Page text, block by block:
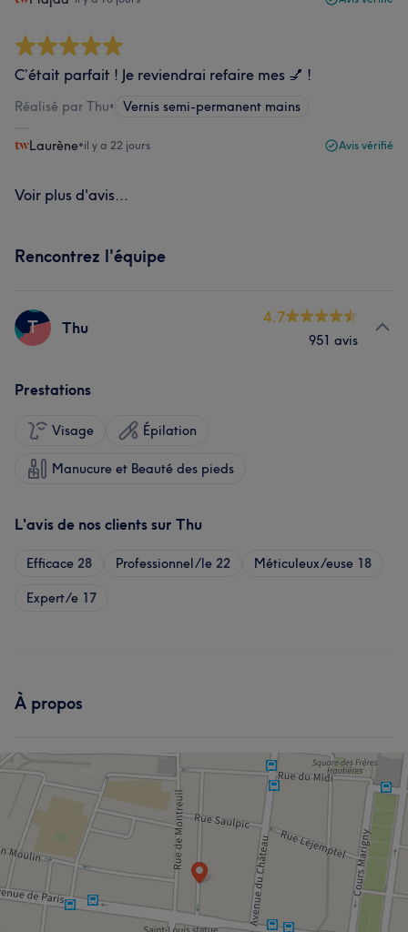
C’était parfait ! Je reviendrai refaire mes 💅 !
Réalisé par Thu• Vernis semi-permanent mains
Laurène•il y a 22 jours Avis vérifié
Voir plus d'avis...
Rencontrez l'équipe
T Thu
4.7
951 avis
Prestations
Visage Épilation
Manucure et Beauté des pieds
L'avis de nos clients sur Thu
Efficace 28 Professionnel/le 22 Méticuleux/euse 18
Expert/e 17
À propos